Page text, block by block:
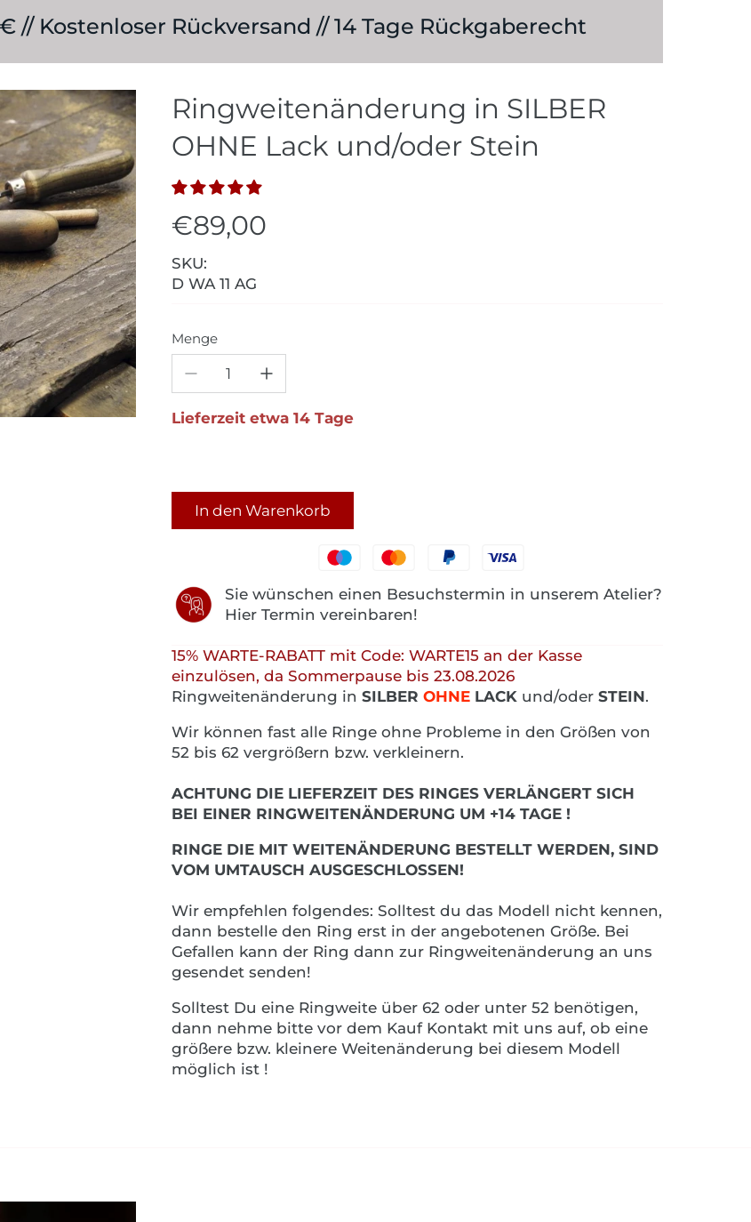
// Kostenloser Rückversand // 14 Tage Rückgaberecht
Ringweitenänderung in SILBER
OHNE Lack und/oder Stein
€89,00
SKU:
D WA 11 AG
Menge
Lieferzeit etwa 14 Tage
In den Warenkorb
Sie wünschen einen Besuchstermin in unserem Atelier?
Hier Termin vereinbaren!
15% WARTE-RABATT mit Code: WARTE15 an der Kasse
einzulösen, da Sommerpause bis 23.08.2026
Ringweitenänderung in SILBER OHNE LACK und/oder STEIN.
Wir können fast alle Ringe ohne Probleme in den Größen von
52 bis 62 vergrößern bzw. verkleinern.
ACHTUNG DIE LIEFERZEIT DES RINGES VERLÄNGERT SICH
BEI EINER RINGWEITENÄNDERUNG UM +14 TAGE !
RINGE DIE MIT WEITENÄNDERUNG BESTELLT WERDEN, SIND
VOM UMTAUSCH AUSGESCHLOSSEN!
Wir empfehlen folgendes: Solltest du das Modell nicht kennen,
dann bestelle den Ring erst in der angebotenen Größe. Bei
Gefallen kann der Ring dann zur Ringweitenänderung an uns
gesendet senden!
Solltest Du eine Ringweite über 62 oder unter 52 benötigen,
dann nehme bitte vor dem Kauf Kontakt mit uns auf, ob eine
größere bzw. kleinere Weitenänderung bei diesem Modell
möglich ist !